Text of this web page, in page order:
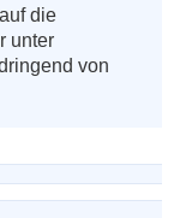
die
unter
von